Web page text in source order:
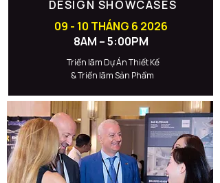
DESIGN SHOWCASES
09 - 10 THÁNG 6 2026
8AM – 5:00PM
Triển lãm Dự Án Thiết Kế
& Triển lãm Sản Phẩm